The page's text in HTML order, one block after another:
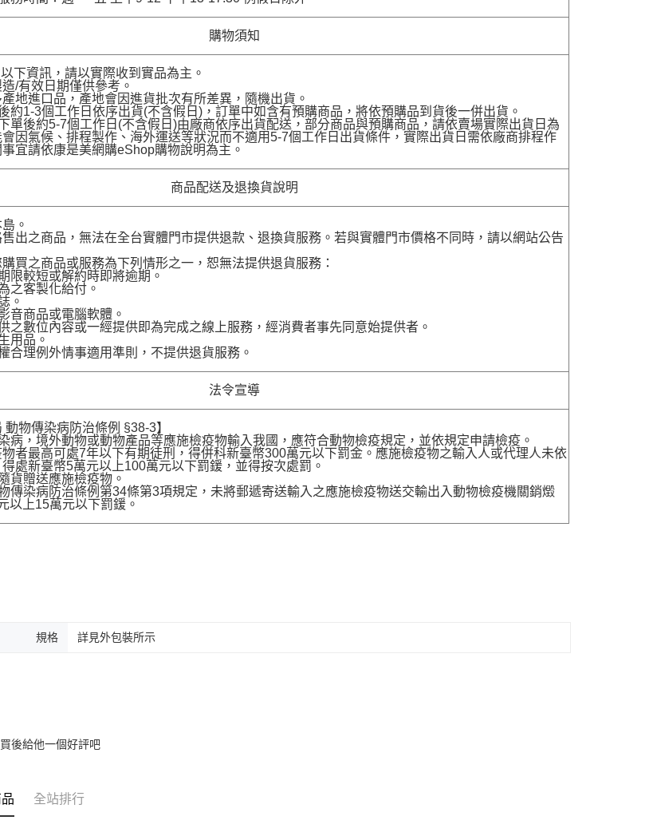
購物須知
下資訊，請以實際收到實品為主。
/有效日期僅供參考。
地進口品，產地會因進貨批次有所差異，隨機出貨。
約1-3個工作日依序出貨(不含假日)，訂單中如含有預購商品，將依預購品到貨後一併出貨。
單後約5-7個工作日(不含假日)由廠商依序出貨配送，部分商品與預購商品，請依賣場實際出貨日為
因氣候、排程製作、海外運送等狀況而不適用5-7個工作日出貨條件，實際出貨日需依廠商排程作
宜請依康是美網購eShop購物說明為主。
商品配送及退換貨說明
。
售出之商品，無法在全台實體門市提供退款、退換貨服務。若與實體門市價格不同時，請以網站公告
購買之商品或服務為下列情形之一，恕無法提供退貨服務：
限較短或解約時即將逾期。
之客製化給付。
。
音商品或電腦軟體。
之數位內容或一經提供即為完成之線上服務，經消費者事先同意始提供者。
用品。
合理例外情事適用準則，不提供退貨服務。
法令宣導
動物傳染病防治條例 §38-3】
病，境外動物或動物產品等應施檢疫物輸入我國，應符合動物檢疫規定，並依規定申請檢疫。
者最高可處7年以下有期徒刑，得併科新臺幣300萬元以下罰金。應施檢疫物之輸入人或代理人未依
處新臺幣5萬元以上100萬元以下罰鍰，並得按次處罰。
貨贈送應施檢疫物。
傳染病防治條例第34條第3項規定，未將郵遞寄送輸入之應施檢疫物送交輸出入動物檢疫機關銷燬
以上15萬元以下罰鍰。
規格 詳見外包裝所示
後給他一個好評吧
全站排行